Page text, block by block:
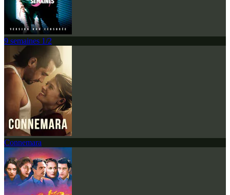
9 semaines 1/2
Connemara